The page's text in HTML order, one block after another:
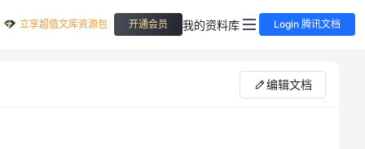
立享超值文库资源包 开通会员 我的资料库 Login 腾讯文档
编辑文档